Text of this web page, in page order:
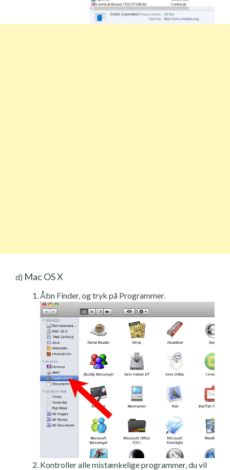
d) Mac OS X
Åbn Finder, og tryk på Programmer.
Kontroller alle mistænkelige programmer, du vil